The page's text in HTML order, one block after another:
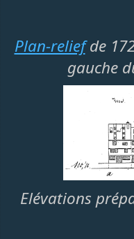
Plan-reliefde
gauche
Elévations